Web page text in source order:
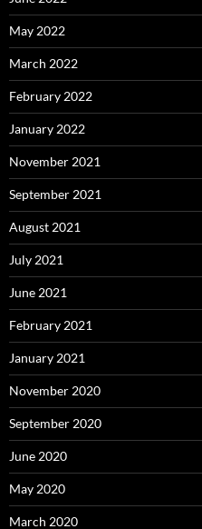
May 2022
March 2022
February 2022
January 2022
November 2021
September 2021
August 2021
July 2021
June 2021
February 2021
January 2021
November 2020
September 2020
June 2020
May 2020
March 2020